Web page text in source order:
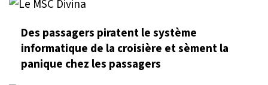
Des passagers piratent le système
informatique de la croisière et sèment la
panique chez les passagers